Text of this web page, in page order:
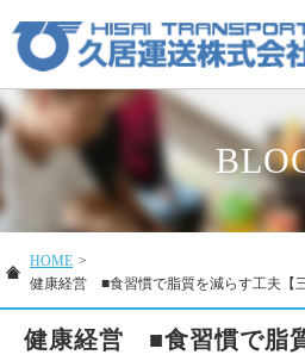
HOME >
健康経営 ■食習慣で脂質を減らす工夫【
健康経営 ■食習慣で脂